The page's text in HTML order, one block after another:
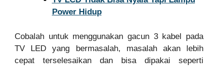
Power Hidup
Cobalah untuk menggunakan gacun 3 kabel pada
TV LED yang bermasalah, masalah akan lebih
cepat terselesaikan dan bisa dipakai seperti